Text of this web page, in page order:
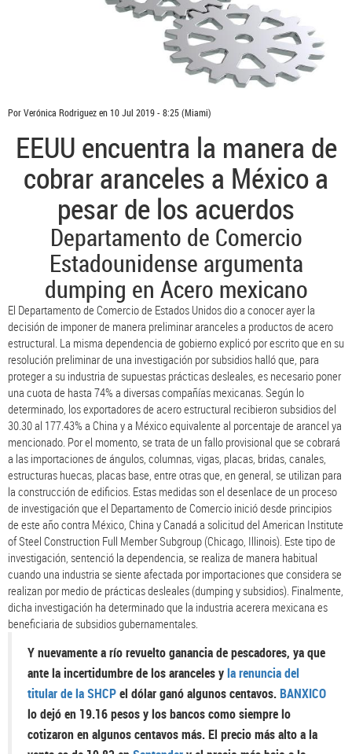
PorVerónica Rodriguezen10 Jul 2019 - 8:25(Miami)
EEUU encuentra la manera de
cobrar aranceles a México a
pesar de los acuerdos
Departamento de Comercio
Estadounidense argumenta
dumping en Acero mexicano
El Departamento de Comercio de Estados Unidos dio a conocer ayer la
decisión de imponer de manera preliminar aranceles a productos de acero
estructural. La misma dependencia de gobierno explicó por escrito que en su
resolución preliminar de una investigación por subsidios halló que, para
proteger a su industria de supuestas prácticas desleales, es necesario poner
una cuota de hasta 74% a diversas compañías mexicanas. Según lo
determinado, los exportadores de acero estructural recibieron subsidios del
30.30 al 177.43% a China y a México equivalente al porcentaje de arancel ya
mencionado. Por el momento, se trata de un fallo provisional que se cobrará
a las importaciones de ángulos, columnas, vigas, placas, bridas, canales,
estructuras huecas, placas base, entre otras que, en general, se utilizan para
la construcción de edificios. Estas medidas son el desenlace de un proceso
de investigación que el Departamento de Comercio inició desde principios
de este año contra México, China y Canadá a solicitud del American Institute
of Steel Construction Full Member Subgroup (Chicago, Illinois). Este tipo de
investigación, sentenció la dependencia, se realiza de manera habitual
cuando una industria se siente afectada por importaciones que considera se
realizan por medio de prácticas desleales (dumping y subsidios). Finalmente,
dicha investigación ha determinado que la industria acerera mexicana es
beneficiaria de subsidios gubernamentales.
Y nuevamente a río revuelto ganancia de pescadores, ya que
ante la incertidumbre de los aranceles yla renuncia del
titular de la SHCPel dólar ganó algunos centavos.BANXICO
lo dejó en 19.16 pesos y los bancos como siempre lo
cotizaron en algunos centavos más. El precio más alto a la